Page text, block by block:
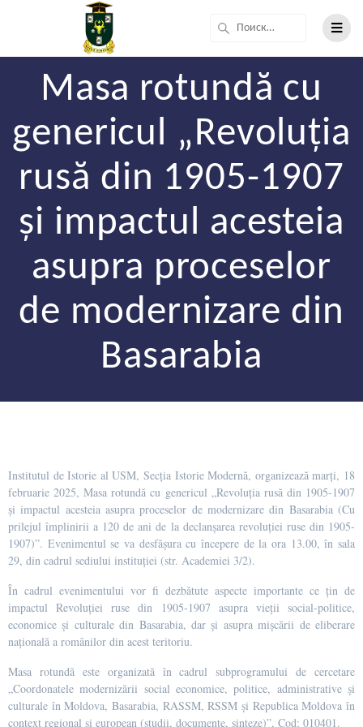
Masa rotundă cu
genericul „Revoluția
rusă din 1905-1907
și impactul acesteia
asupra proceselor
de modernizare din
Basarabia
Institutul de Istorie al USM, Secția Istorie Modernă, organizează marți, 18
februarie 2025, Masa rotundă cu genericul „Revoluția rusă din 1905-1907
și impactul acesteia asupra proceselor de modernizare din Basarabia (Cu
prilejul împlinirii a 120 de ani de la declanșarea revoluției ruse din 1905-
1907)”. Evenimentul se va desfășura cu începere de la ora 13.00, în sala
29, din cadrul sediului instituției (str. Academiei 3/2).
În cadrul evenimentului vor fi dezbătute aspecte importante ce țin de
impactul Revoluției ruse din 1905-1907 asupra vieții social-politice,
economice și culturale din Basarabia, dar și asupra mișcării de eliberare
națională a românilor din acest teritoriu.
Masa rotundă este organizată în cadrul subprogramului de cercetare
„Coordonatele modernizării social economice, politice, administrative și
culturale în Moldova, Basarabia, RASSM, RSSM și Republica Moldova în
context regional și european (studii, documente, sinteze)”, Cod: 010401.